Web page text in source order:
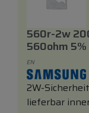
560r-2w
560ohm
EN
2W-
lieferbar